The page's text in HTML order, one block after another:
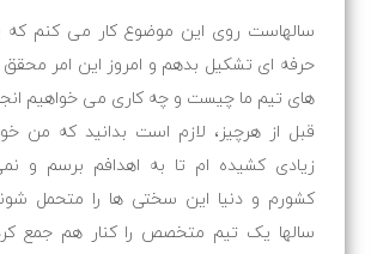
سالهاست روی این موضوع کار می کنم
حرفه ای تشکیل بدهم و امروز این امر محقق
های تیم ما چیست و چه کاری می خواهیم
قبل از هرچیز، لازم است بدانید که من
زیادی کشیده ام تا به اهدافم برسم و
کشورم و دنیا این سختی ها را متحمل
سالها یک تیم متخصص را کنار هم جمع